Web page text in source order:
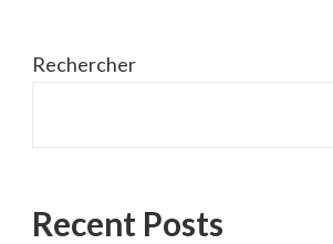
Rechercher
Recent Posts